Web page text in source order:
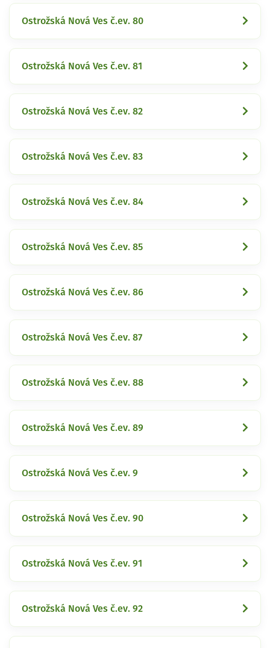
Ostrožská Nová Ves č.ev. 80
Ostrožská Nová Ves č.ev. 81
Ostrožská Nová Ves č.ev. 82
Ostrožská Nová Ves č.ev. 83
Ostrožská Nová Ves č.ev. 84
Ostrožská Nová Ves č.ev. 85
Ostrožská Nová Ves č.ev. 86
Ostrožská Nová Ves č.ev. 87
Ostrožská Nová Ves č.ev. 88
Ostrožská Nová Ves č.ev. 89
Ostrožská Nová Ves č.ev. 9
Ostrožská Nová Ves č.ev. 90
Ostrožská Nová Ves č.ev. 91
Ostrožská Nová Ves č.ev. 92